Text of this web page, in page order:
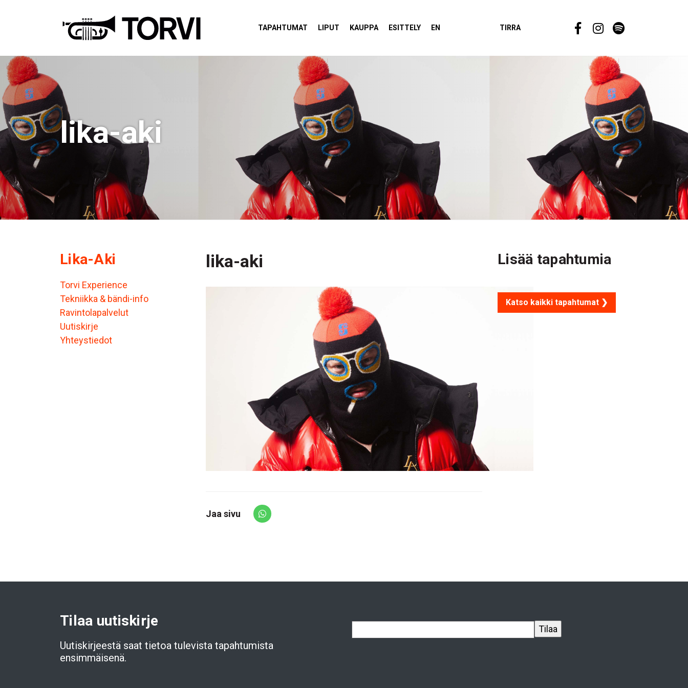
TAPAHTUMAT LIPUT KAUPPA ESITTELY EN TIRRA
lika-aki
Lika-Aki
Torvi Experience
Tekniikka & bändi-info
Ravintolapalvelut
Uutiskirje
Yhteystiedot
lika-aki
Jaa sivu
Share via Whatsapp
Lisää tapahtumia
Katso kaikki tapahtumat ❯
Tilaa uutiskirje
Uutiskirjeestä saat tietoa tulevista tapahtumista
ensimmäisenä.